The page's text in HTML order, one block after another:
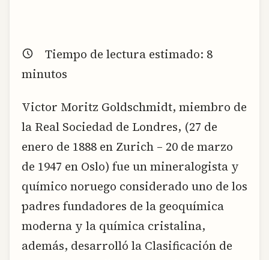
Tiempo de lectura estimado: 8
minutos
Victor Moritz Goldschmidt, miembro de
la Real Sociedad de Londres, (27 de
enero de 1888 en Zurich – 20 de marzo
de 1947 en Oslo) fue un mineralogista y
químico noruego considerado uno de los
padres fundadores de la geoquímica
moderna y la química cristalina,
además, desarrolló la Clasificación de